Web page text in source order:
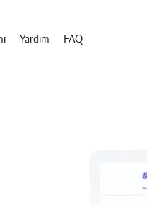
Yardım FAQ